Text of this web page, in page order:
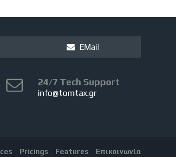
EMail
24/7 Tech Support
info@tomtax.gr
Pricings Features Επικοινωνία